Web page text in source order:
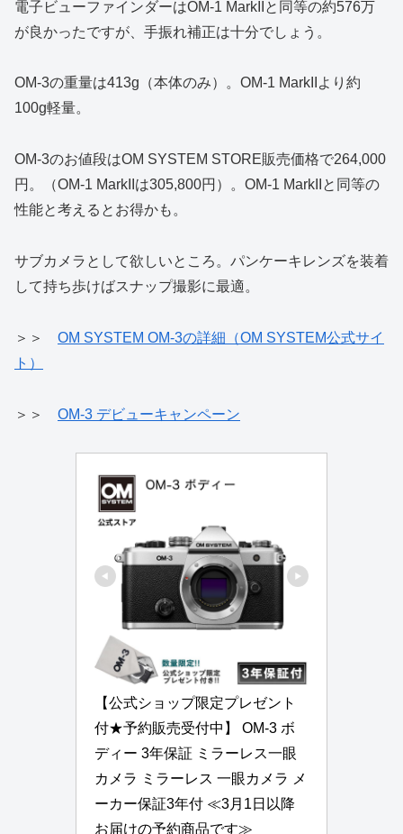
電子ビューファインダーはOM-1 MarkIIと同等の約576万
が良かったですが、手振れ補正は十分でしょう。
OM-3の重量は413g（本体のみ）。OM-1 MarkIIより約
100g軽量。
OM-3のお値段はOM SYSTEM STORE販売価格で264,000
円。（OM-1 MarkIIは305,800円）。OM-1 MarkIIと同等の
性能と考えるとお得かも。
サブカメラとして欲しいところ。パンケーキレンズを装着
して持ち歩けばスナップ撮影に最適。
＞＞ OM SYSTEM OM-3の詳細（OM SYSTEM公式サイ
ト）
＞＞ OM-3 デビューキャンペーン
【公式ショップ限定プレゼント
付★予約販売受付中】 OM-3 ボ
ディー 3年保証 ミラーレス一眼
カメラ ミラーレス 一眼カメラ メ
ーカー保証3年付 ≪3月1日以降
お届けの予約商品です≫